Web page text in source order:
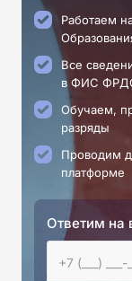
Работаем
Все
в ФИС
Обучаем,
разряды
Проводим
платформе
Ответим на